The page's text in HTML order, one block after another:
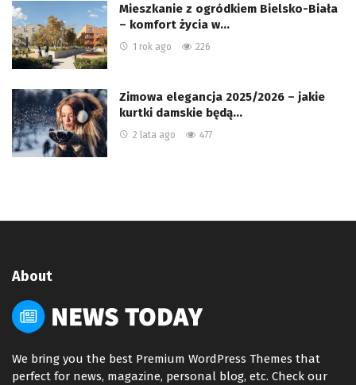
Mieszkanie z ogródkiem Bielsko-Biała
– komfort życia w…
1 rok ago 226
Zimowa elegancja 2025/2026 – jakie
kurtki damskie będą…
2 lata ago 477
About
We bring you the best Premium WordPress Themes that
perfect for news, magazine, personal blog, etc. Check our